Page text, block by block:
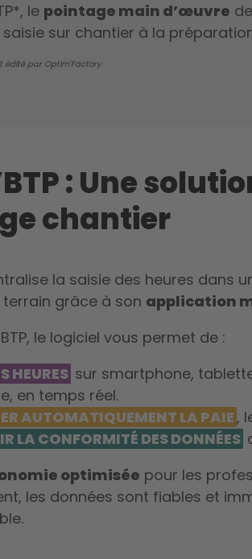
le pointage main d’œuvre
saisie sur chantier à la
édité par Optim'Factory
: Une
chantier
la saisie des heures dans
grâce à son application
le logiciel vous permet de :
HEURES sur smartphone,
en temps réel.
AUTOMATIQUEMENT LA PAIE,
LA CONFORMITÉ DES DONNÉES
optimisée pour les
les données sont fiables et